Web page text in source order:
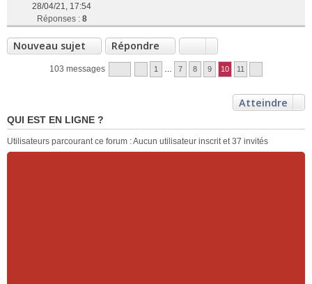
28/04/21, 17:54
Réponses : 8
Nouveau sujet Répondre
103 messages 1 7 8 9 10 11
Atteindre
QUI EST EN LIGNE ?
Utilisateurs parcourant ce forum : Aucun utilisateur inscrit et 37 invités